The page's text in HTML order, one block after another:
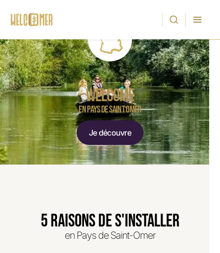
WELCOME
EN PAYS DE SAINT OMER
Je découvre
5 RAISONS DE S'INSTALLER
en Pays de Saint-Omer